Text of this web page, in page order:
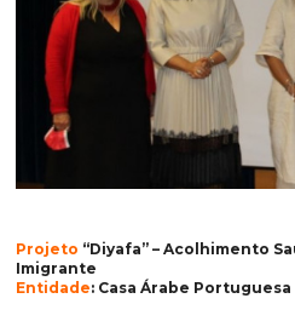
Projeto “Diyafa” – Acolhimento
Imigrante
Entidade: Casa Árabe Portuguesa